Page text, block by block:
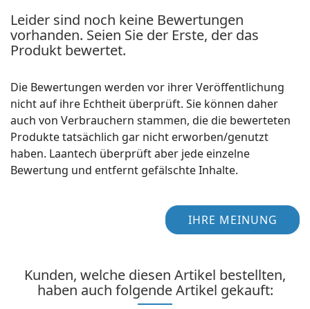
Leider sind noch keine Bewertungen
vorhanden. Seien Sie der Erste, der das
Produkt bewertet.
Die Bewertungen werden vor ihrer Veröffentlichung
nicht auf ihre Echtheit überprüft. Sie können daher
auch von Verbrauchern stammen, die die bewerteten
Produkte tatsächlich gar nicht erworben/genutzt
haben. Laantech überprüft aber jede einzelne
Bewertung und entfernt gefälschte Inhalte.
IHRE MEINUNG
Kunden, welche diesen Artikel bestellten,
haben auch folgende Artikel gekauft: